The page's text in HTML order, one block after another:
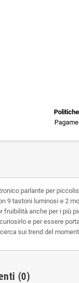
parlante per
9 tastoni luminosi e 2
fruibilità anche per i più
e per essere
sui trend del
(0)